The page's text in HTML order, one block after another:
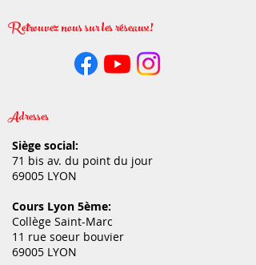
Retrouvez nous sur les réseaux!
Adresses
Siège social:
71 bis av. du point du jour
69005 LYON
Cours Lyon 5ème:
Collège Saint-Marc
11 rue soeur bouvier
69005 LYON